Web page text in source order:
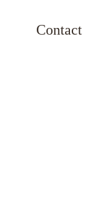
Contact